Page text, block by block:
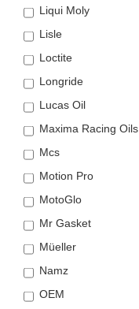
Liqui Moly
Lisle
Loctite
Longride
Lucas Oil
Maxima Racing Oils
Mcs
Motion Pro
MotoGlo
Mr Gasket
Müeller
Namz
OEM